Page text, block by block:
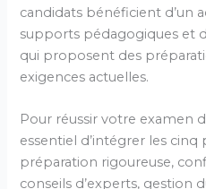
candidats bénéficient d’un
supports pédagogiques et
qui proposent des
exigences actuelles.
Pour réussir votre examen
essentiel d’intégrer les cinq
préparation rigoureuse,
conseils d’experts, gestion